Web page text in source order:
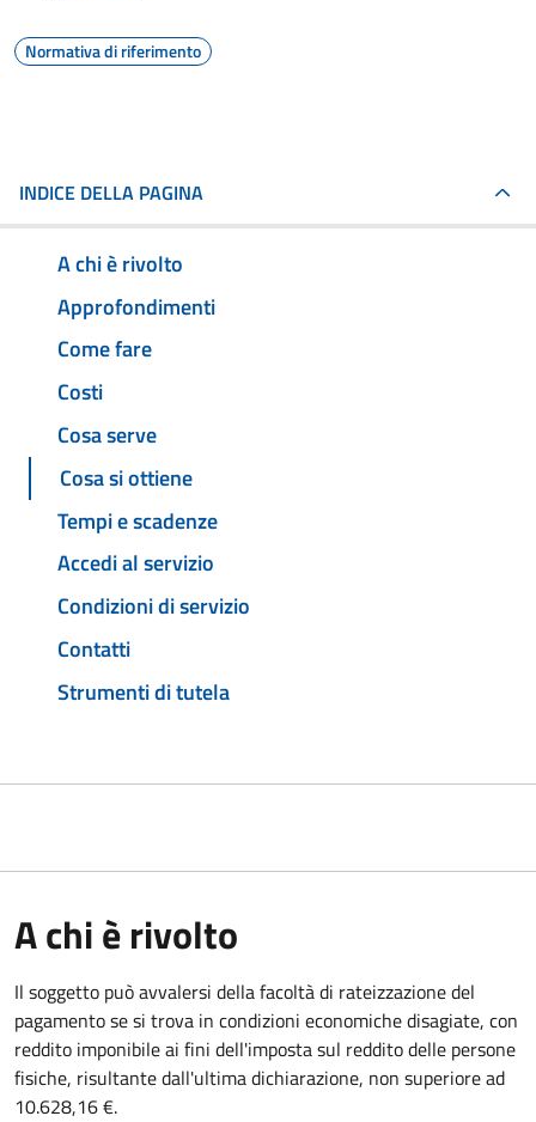
Normativa di riferimento
INDICE DELLA PAGINA
A chi è rivolto
Approfondimenti
Come fare
Costi
Cosa serve
Cosa si ottiene
Tempi e scadenze
Accedi al servizio
Condizioni di servizio
Contatti
Strumenti di tutela
A chi è rivolto
Il soggetto può avvalersi della facoltà di rateizzazione del
pagamento se si trova in condizioni economiche disagiate, con
reddito imponibile ai fini dell'imposta sul reddito delle persone
fisiche, risultante dall'ultima dichiarazione, non superiore ad
10.628,16 €.